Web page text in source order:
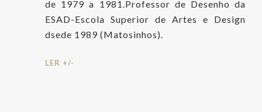
de 1979 a 1981.Professor de Desenho da
ESAD-Escola Superior de Artes e Design
dsede 1989 (Matosinhos).
LER +/-